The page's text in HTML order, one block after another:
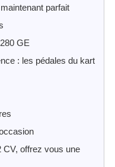
parfait
GE
: les pédales du kart
CV, offrez vous une